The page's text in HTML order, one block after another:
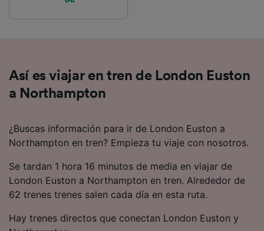
Así es viajar en tren de London Euston
a Northampton
¿Buscas información para ir de London Euston a
Northampton en tren? Empieza tu viaje con nosotros.
Se tardan 1 hora 16 minutos de media en viajar de
London Euston a Northampton en tren. Alrededor de
62 trenes trenes salen cada día en esta ruta.
Hay trenes directos que conectan London Euston y